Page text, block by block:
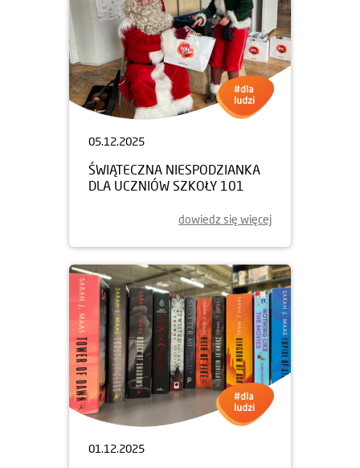
05.12.2025
ŚWIĄTECZNA NIESPODZIANKA
DLA UCZNIÓW SZKOŁY 101
dowiedz się więcej
01.12.2025